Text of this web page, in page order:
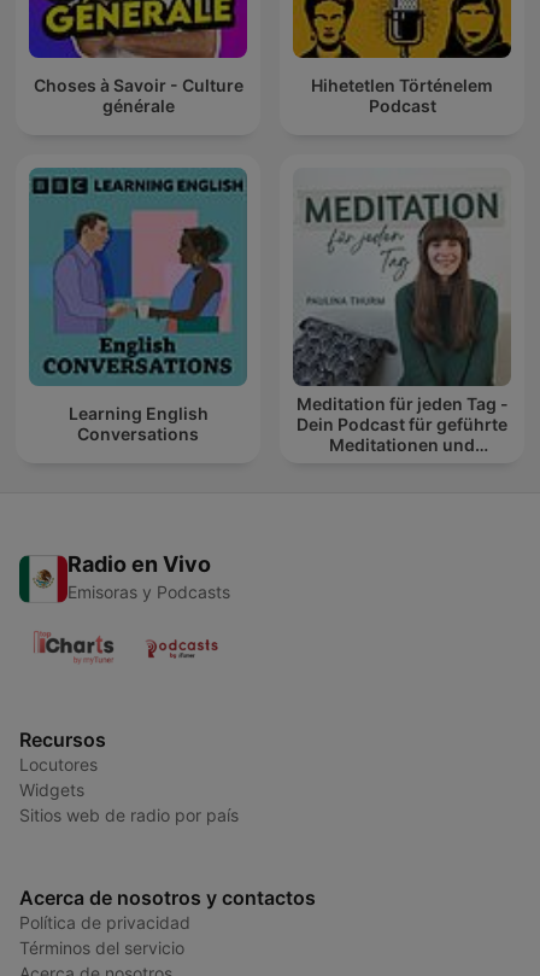
Choses à Savoir - Culture
générale
Hihetetlen Történelem
Podcast
Learning English
Conversations
Meditation für jeden Tag -
Dein Podcast für geführte
Meditationen und
Radio en Vivo
Emisoras y Podcasts
Recursos
Locutores
Widgets
Sitios web de radio por país
Acerca de nosotros y contactos
Política de privacidad
Términos del servicio